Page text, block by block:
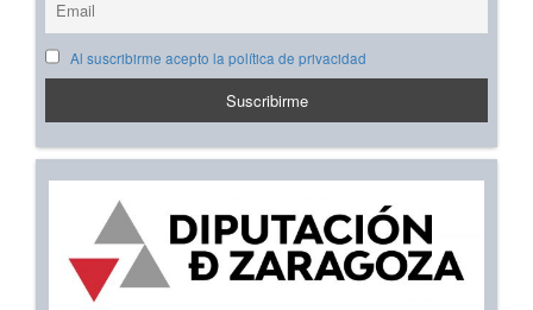
Al suscribirme acepto la política de privacidad